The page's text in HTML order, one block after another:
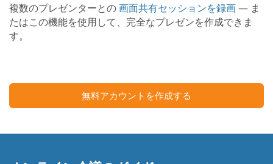
複数のプレゼンターとの画面共有セッションを録画— ま
たはこの機能を使用して、完全なプレゼンを作成できま
す。
無料アカウントを作成する